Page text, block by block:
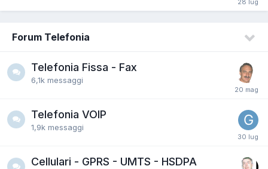
Forum Telefonia
Telefonia Fissa - Fax
6,1k messaggi
Telefonia VOIP
1,9k messaggi
Cellulari - GPRS - UMTS - HSDPA